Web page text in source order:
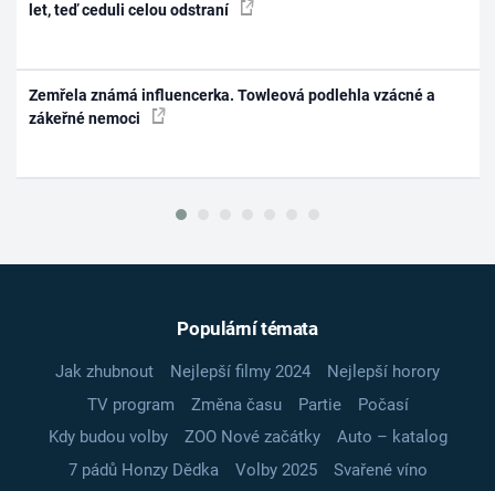
let, teď ceduli celou odstraní
Zemřela známá influencerka. Towleová podlehla vzácné a
zákeřné nemoci
Populární témata
Jak zhubnout Nejlepší filmy 2024
Nejlepší horory
TV program
Změna času Partie
Počasí
Kdy budou volby
ZOO Nové začátky
Auto – katalog
7 pádů Honzy Dědka
Volby 2025
Svařené víno